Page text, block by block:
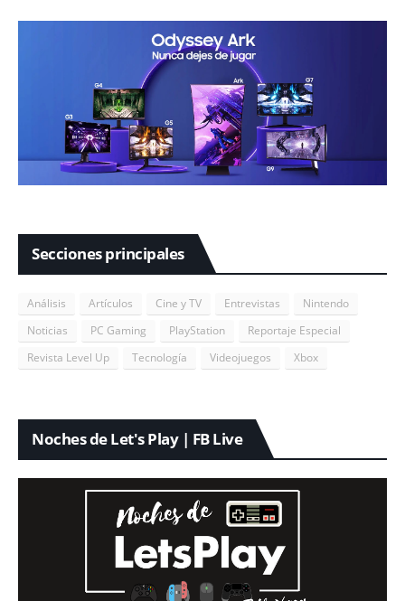
Secciones principales
Análisis Artículos Cine y TV Entrevistas
Nintendo
Noticias
PC Gaming PlayStation
Reportaje Especial
Revista Level Up
Tecnología Videojuegos Xbox
Noches de Let's Play | FB Live